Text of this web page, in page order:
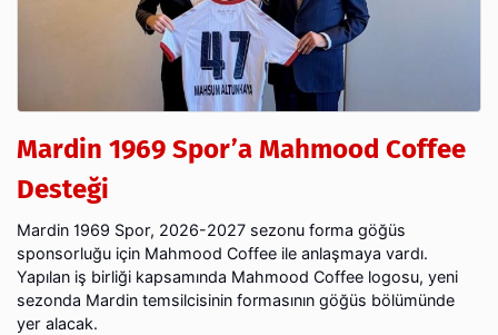
Mardin 1969 Spor’a Mahmood Coffee
Desteği
Mardin 1969 Spor, 2026-2027 sezonu forma göğüs
sponsorluğu için Mahmood Coffee ile anlaşmaya vardı.
Yapılan iş birliği kapsamında Mahmood Coffee logosu, yeni
sezonda Mardin temsilcisinin formasının göğüs bölümünde
yer alacak.